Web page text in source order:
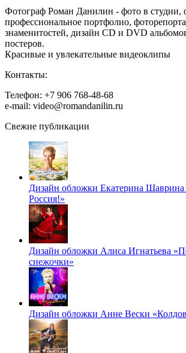
Фотограф Роман Данилин - фото в студии,
профессиональное портфолио,
знаменитостей, дизайн CD и DVD
постеров.
Красивые и увлекательные видеоклипы
Контакты:
Телефон: +7 906 768-48-68
e-mail: video@romandanilin.ru
Свежие публикации
Дизайн обложки Екатерина
Россия!»
Дизайн обложки Алиса Игнатьева
снежочки»
Дизайн обложки Анне Вески